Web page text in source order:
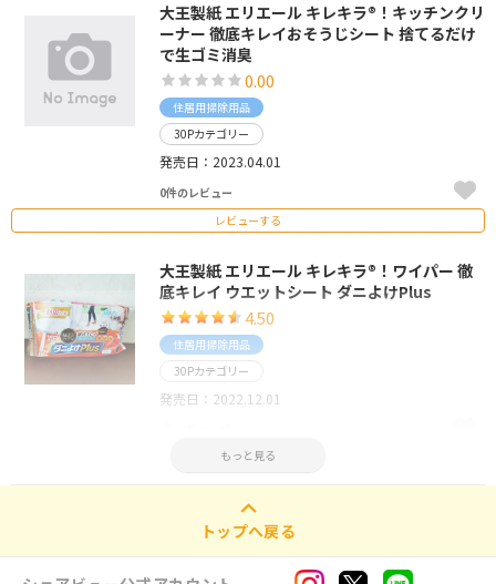
大王製紙 エリエール キレキラ®！キッチンクリ
ーナー 徹底キレイおそうじシート 捨てるだけ
で生ゴミ消臭
0.00
住居用掃除用品
30Pカテゴリー
発売日：2023.04.01
0件のレビュー
レビューする
大王製紙 エリエール キレキラ®！ワイパー 徹
底キレイ ウエットシート ダニよけPlus
4.50
住居用掃除用品
30Pカテゴリー
発売日：2022.12.01
レビューする
もっと見る
トップへ戻る